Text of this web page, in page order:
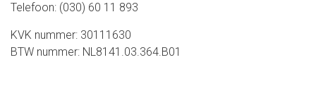
Telefoon: (030) 60 11 893
KVK nummer: 30111630
BTW nummer: NL8141.03.364.B01